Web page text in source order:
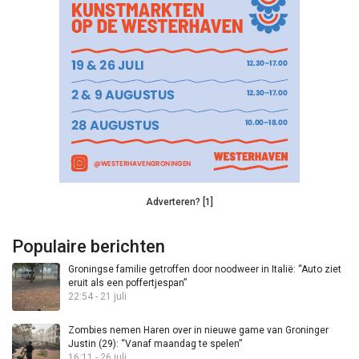
Adverteren? [1]
Populaire berichten
Groningse familie getroffen door noodweer in Italië: “Auto ziet
eruit als een poffertjespan”
22:54 - 21 juli
Zombies nemen Haren over in nieuwe game van Groninger
Justin (29): “Vanaf maandag te spelen”